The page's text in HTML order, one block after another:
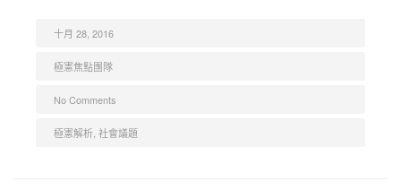
十月 28, 2016
極憲焦點團隊
No Comments
極憲解析, 社會議題